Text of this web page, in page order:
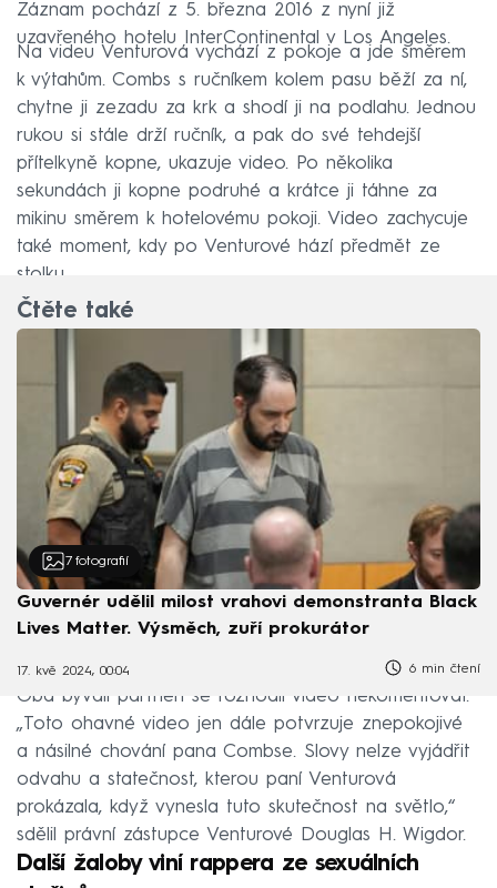
Záznam pochází z 5. března 2016 z nyní již
uzavřeného hotelu InterContinental v Los Angeles.
Na videu Venturová vychází z pokoje a jde směrem
k výtahům. Combs s ručníkem kolem pasu běží za ní,
chytne ji zezadu za krk a shodí ji na podlahu. Jednou
rukou si stále drží ručník, a pak do své tehdejší
přítelkyně kopne, ukazuje video. Po několika
sekundách ji kopne podruhé a krátce ji táhne za
mikinu směrem k hotelovému pokoji. Video zachycuje
také moment, kdy po Venturové hází předmět ze
stolku.
Čtěte také
7 fotografií
Guvernér udělil milost vrahovi demonstranta Black
Lives Matter. Výsměch, zuří prokurátor
17. kvě 2024, 00:04 6 min čtení
Oba bývalí partneři se rozhodli video nekomentovat.
„Toto ohavné video jen dále potvrzuje znepokojivé
a násilné chování pana Combse. Slovy nelze vyjádřit
odvahu a statečnost, kterou paní Venturová
prokázala, když vynesla tuto skutečnost na světlo,“
sdělil právní zástupce Venturové Douglas H. Wigdor.
Další žaloby viní rappera ze sexuálních